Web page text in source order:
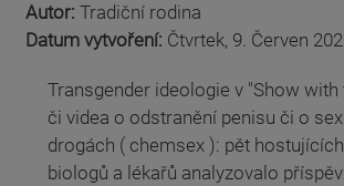
Autor: Tradiční rodina
Datum vytvoření: Čtvrtek, 9. Červen
Transgender ideologie v "Show with
či videa o odstranění penisu či o
drogách ( chemsex ): pět
biologů a lékařů analyzovalo